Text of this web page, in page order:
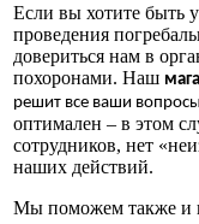
Если вы хотите быть
проведения
довериться нам в
похоронами. Наш
решит все ваши
оптимален – в этом
сотрудников, нет
наших действий.
Мы поможем также и